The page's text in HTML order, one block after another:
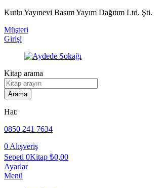
Kutlu Yayınevi Basım Yayım Dağıtım Ltd. Şti.
Müşteri
Girişi
Kitap arama
Arama
Hat:
0850 241 7634
0 Alışveriş
Sepeti 0Kitap ₺0,00
Ayarlar
Menü